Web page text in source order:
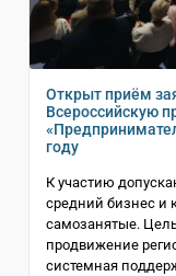
Открыт приём
Всероссийскую
году
К участию
средний бизнес и
самозанятые.
продвижение
системная